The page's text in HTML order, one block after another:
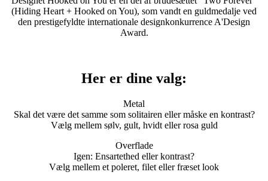
(Hiding Heart + Hooked on You), som vandt en guldmedalje ved
den prestigefyldte internationale designkonkurrence A'Design
Award.
Her er dine valg:
Metal
Skal det være det samme som solitairen eller måske en kontrast?
Vælg mellem sølv, gult, hvidt eller rosa guld
Overflade
Igen: Ensartethed eller kontrast?
Vælg mellem et poleret, filet eller fræset look